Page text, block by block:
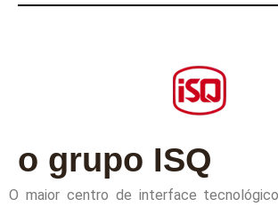
o grupo ISQ
O maior centro de interface